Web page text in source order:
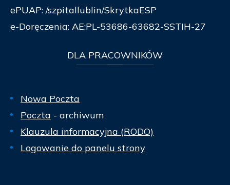
ePUAP: /szpitallublin/SkrytkaESP
e-Doręczenia: AE:PL-53686-63682-SSTIH-27
DLA PRACOWNIKÓW
Nowa Poczta
Poczta - archiwum
Klauzula informacyjna (RODO)
Logowanie do panelu strony